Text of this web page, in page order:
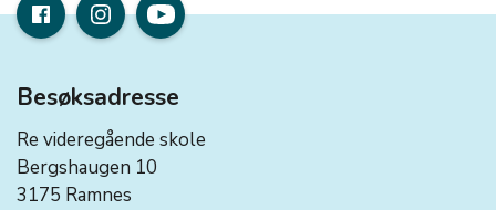
Besøksadresse
Re videregående skole
Bergshaugen 10
3175 Ramnes